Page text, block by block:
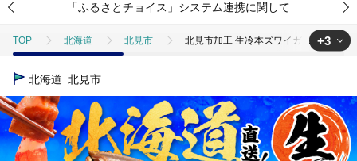
「ふるさとチョイス」システム連携に関して
TOP 北海道 北見市 北見市加工 生冷本ズワイガニセット
TOP
TOP 魚介類 北見市加工 生冷本ズワイガニセット 800g
TOP 魚介類 蟹 ズワイガニ 北見市加工 生冷本ズワイ
+3
北海道 北見市